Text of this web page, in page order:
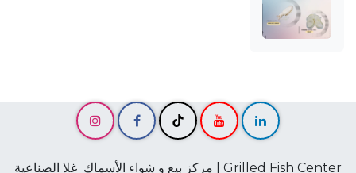
Grilled Fish Center | مركز بيع و شواء الأسماك غلا الصناعية